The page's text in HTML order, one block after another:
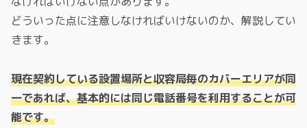
どういった点に注意しなければいけないのか、解説してい
きます。
現在契約している設置場所と収容局毎のカバーエリアが同
一であれば、基本的には同じ電話番号を利用することが可
能です。